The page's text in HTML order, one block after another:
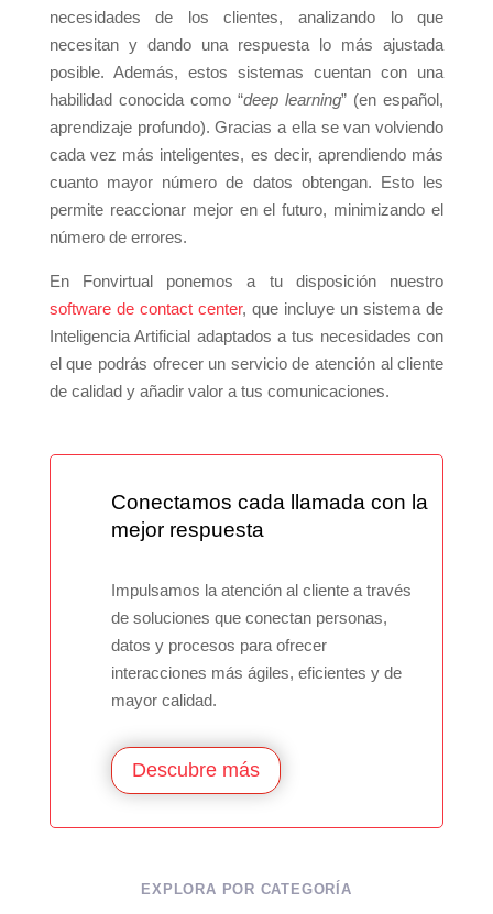
necesidades de los clientes, analizando lo que
necesitan y dando una respuesta lo más ajustada
posible. Además, estos sistemas cuentan con una
habilidad conocida como “deep learning” (en español,
aprendizaje profundo). Gracias a ella se van volviendo
cada vez más inteligentes, es decir, aprendiendo más
cuanto mayor número de datos obtengan. Esto les
permite reaccionar mejor en el futuro, minimizando el
número de errores.
En Fonvirtual ponemos a tu disposición nuestro
software de contact center, que incluye un sistema de
Inteligencia Artificial adaptados a tus necesidades con
el que podrás ofrecer un servicio de atención al cliente
de calidad y añadir valor a tus comunicaciones.
Conectamos cada llamada con la
mejor respuesta
Impulsamos la atención al cliente a través
de soluciones que conectan personas,
datos y procesos para ofrecer
interacciones más ágiles, eficientes y de
mayor calidad.
Descubre más
EXPLORA POR CATEGORÍA